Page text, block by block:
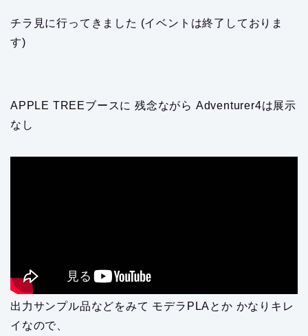
チラ見に行ってきました (イベントは終了しておりま
す)
APPLE TREEブースに 残念ながら Adventurer4は展示
なし
出力サンプル品などをみて モデラPLAとか かなりキレ
イなので、